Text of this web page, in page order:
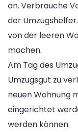
an. Verbrauche
der
von der leeren
machen.
Am Tag des
Umzugsgut zu
neuen Wohnung
eingerichtet
werden können.